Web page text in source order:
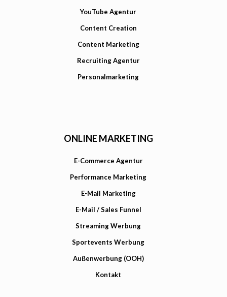
YouTube Agentur
Content Creation
Content Marketing
Recruiting Agentur
Personalmarketing
ONLINE MARKETING
E-Commerce Agentur
Performance Marketing
E-Mail Marketing
E-Mail / Sales Funnel
Streaming Werbung
Sportevents Werbung
Außenwerbung (OOH)
Kontakt